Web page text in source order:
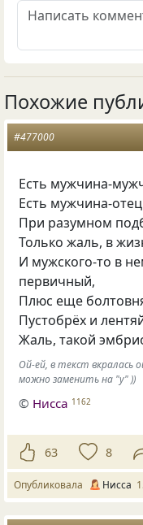
Похожие
#477000
Есть мужчина-
Есть мужчина-
При разумном
Только жаль, в
И мужского-то в
первичный,
Плюс еще
Пустобрёх и
Жаль, такой
Ой-ей, в текст вкралась
можно заменить на "у" ))
© Нисса 1162
63 8
Опубликовала Нисса